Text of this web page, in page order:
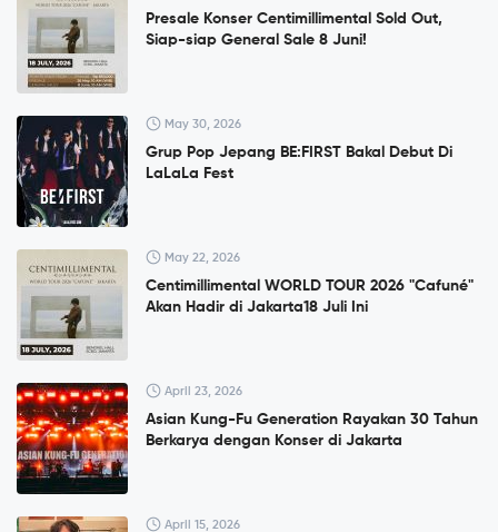
Presale Konser Centimillimental Sold Out,
Siap-siap General Sale 8 Juni!
May 30, 2026
Grup Pop Jepang BE:FIRST Bakal Debut Di
LaLaLa Fest
May 22, 2026
Centimillimental WORLD TOUR 2026 "Cafuné"
Akan Hadir di Jakarta18 Juli Ini
April 23, 2026
Asian Kung-Fu Generation Rayakan 30 Tahun
Berkarya dengan Konser di Jakarta
April 15, 2026